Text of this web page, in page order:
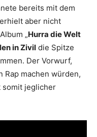
bereits mit dem
aber nicht
„Hurra die Welt
in Zivil die Spitze
Der Vorwurf,
Rap machen würden,
somit jeglicher